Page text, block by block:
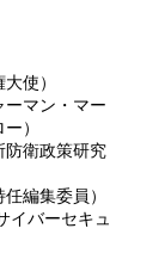
使）
ーマン・マー
）
防衛政策研究
編集委員）
イバーセキュ